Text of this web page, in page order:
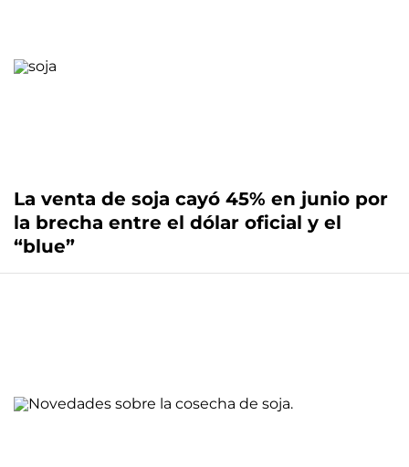
La venta de soja cayó 45% en junio por
la brecha entre el dólar oficial y el
“blue”